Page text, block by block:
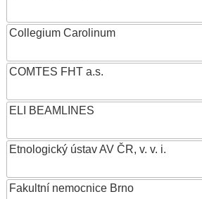
Collegium Carolinum
COMTES FHT a.s.
ELI BEAMLINES
Etnologický ústav AV ČR, v. v. i.
Fakultní nemocnice Brno